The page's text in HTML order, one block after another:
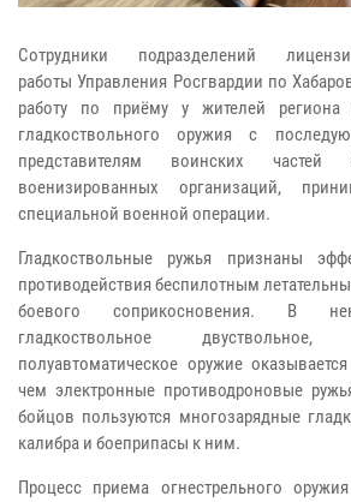
Сотрудники подразделений
работы Управления Росгвардии по
работу по приёму у жителей
гладкоствольного оружия с
представителям воинских частей
военизированных организаций,
специальной военной операции.
Гладкоствольные ружья признаны
противодействия беспилотным
боевого соприкосновения. В
гладкоствольное
полуавтоматическое оружие
чем электронные противодроновые
бойцов пользуются многозарядные
калибра и боеприпасы к ним.
Процесс приема огнестрельного